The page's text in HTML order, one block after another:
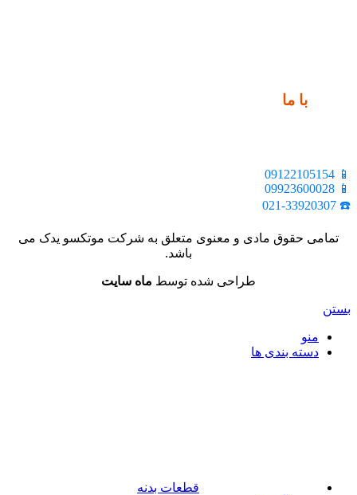
با ما
📱 09122105154
📱 09923600028
☎️ 021-33920307
تمامی حقوق مادی و معنوی متعلق به شرکت موتکسو یدک می
باشد.
طراحی شده توسط ماه سایت
بستن
منو
دسته بندی ها
قطعات بدنه